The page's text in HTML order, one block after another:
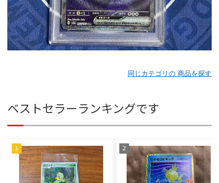
同じカテゴリの 商品を探す
ベストセラーランキングです